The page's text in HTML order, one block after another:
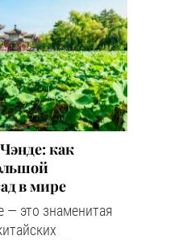
как
в мире
— это знаменитая